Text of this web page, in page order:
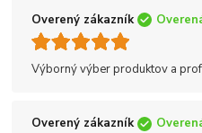
Overený zákazník
Výborný výber produktov a
Overený zákazník